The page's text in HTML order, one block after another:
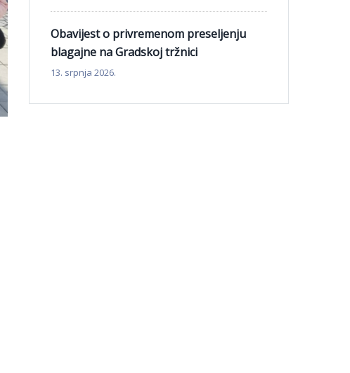
Obavijest o privremenom preseljenju
blagajne na Gradskoj tržnici
13. srpnja 2026.